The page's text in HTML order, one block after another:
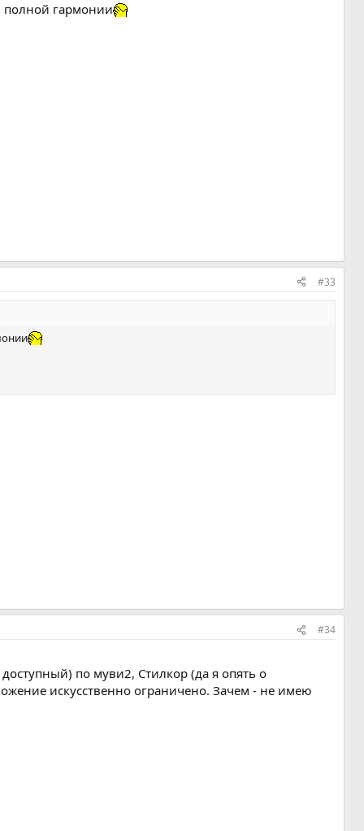
полной гармонии
#33
#34
по муви2, Стилкор (да я опять о
искусственно ограничено. Зачем - не имею